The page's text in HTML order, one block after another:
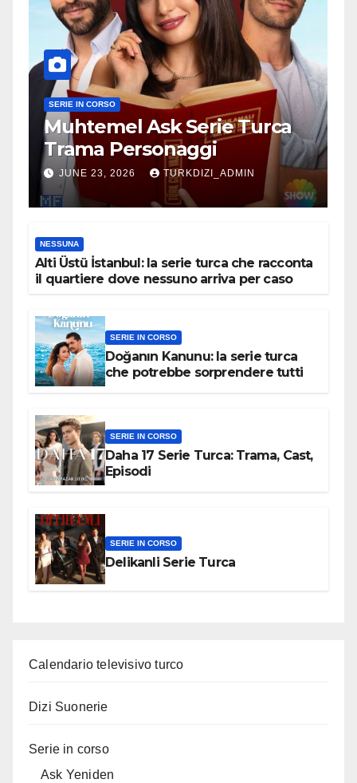
SERIE IN CORSO
Muhtemel Ask Serie Turca
Trama Personaggi
JUNE 23, 2026 TURKDIZI_ADMIN
NESSUNA
Alti Üstü İstanbul: la serie turca che racconta
il quartiere dove nessuno arriva per caso
SERIE IN CORSO
Doğanın Kanunu: la serie turca
che potrebbe sorprendere tutti
SERIE IN CORSO
Daha 17 Serie Turca: Trama, Cast,
Episodi
SERIE IN CORSO
Delikanli Serie Turca
Calendario televisivo turco
Dizi Suonerie
Serie in corso
Ask Yeniden